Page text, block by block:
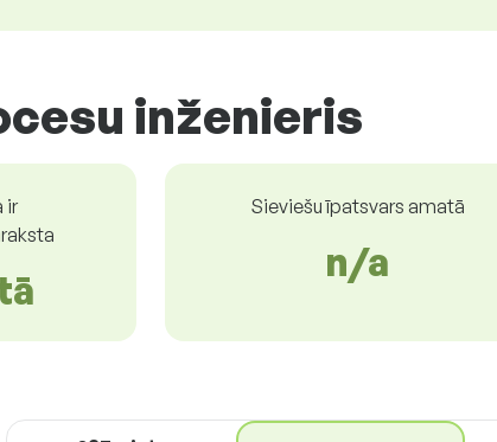
inženieris
ir
Sieviešu īpatsvars amatā
n/a